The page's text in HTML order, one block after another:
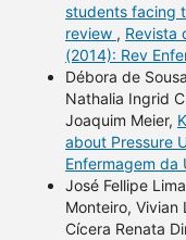
students facing
review , Revista
(2014): Rev
Débora de
Nathalia Ingrid
Joaquim Meier,
about Pressure
Enfermagem da
José Fellipe
Monteiro, Vivian
Cícera Renata